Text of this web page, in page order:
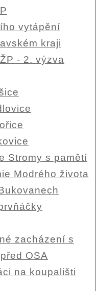
vytápění
kraji
- 2. výzva
Stromy s pamětí
Modrého života
zacházení s
OSA
na koupališti